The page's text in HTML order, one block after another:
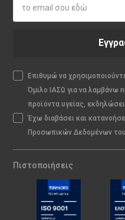
Επιθυμώ να
Όμιλο ΙΑΣΩ για να λαμβάνω
προϊόντα υγείας,
Έχω διαβάσει και
Προσωπικών Δεδομένων
Πιστοποιήσεις